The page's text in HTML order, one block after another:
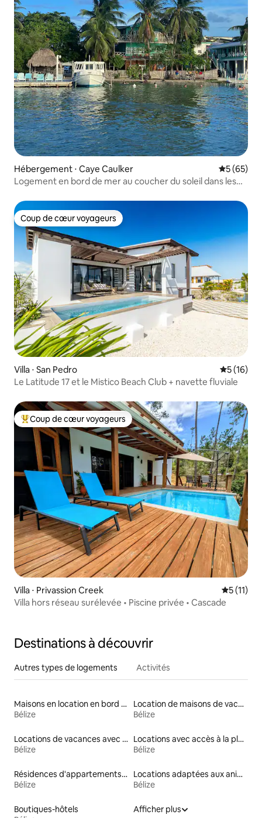
Hébergement ⋅ Caye Caulker
5 (65)
Logement en bord de mer au coucher du soleil dans les
Coup de cœur voyageurs
Coup de cœur voyageurs
Villa ⋅ San Pedro
5 (16)
Le Latitude 17 et le Mistico Beach Club + navette fluviale
Coups de cœur voyageurs les plus appréciés
Coup de cœur voyageurs
Villa ⋅ Privassion Creek
5 (11)
Villa hors réseau surélevée • Piscine privée • Cascade
Destinations à découvrir
Autres types de logements Activités
Maisons en location en bord de mer
Bélize
Location de maisons de vacances
Bélize
Locations de vacances avec piscine
Bélize
Locations avec accès à la plage
Bélize
Résidences d'appartements en bord de mer
Bélize
Locations adaptées aux animaux
Bélize
Boutiques-hôtels
Afficher plus